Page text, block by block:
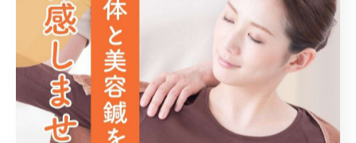
和感が和らいだ」といった実感を得る方が多いのが特徴
です。
施術後も再発予防のために、日常生活での姿勢指導やセ
ルフケアストレッチなども提案されるため、長期的な肩
こり対策としても有効です。初めての方や慢性的な肩こ
りに悩む方も、まずは専門家に相談してみることをおす